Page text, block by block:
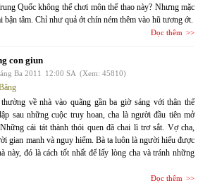
Quốc không thể chơi môn thể thao này? Nhưng mặc
bận tâm. Chỉ như quả ớt chín ném thêm vào hũ tương ớt.
Đọc thêm
con giun
Ba 2011 12:00 SA (Xem: 45810)
về nhà vào quãng gần ba giờ sáng với thân thể
sau những cuộc truy hoan, cha là người đầu tiên mở
cái tát thành thói quen đã chai lì trơ sắt. Vợ cha,
gian manh và nguy hiểm. Bà ta luôn là người hiểu được
này, đó là cách tốt nhất để lấy lòng cha và tránh những
Đọc thêm